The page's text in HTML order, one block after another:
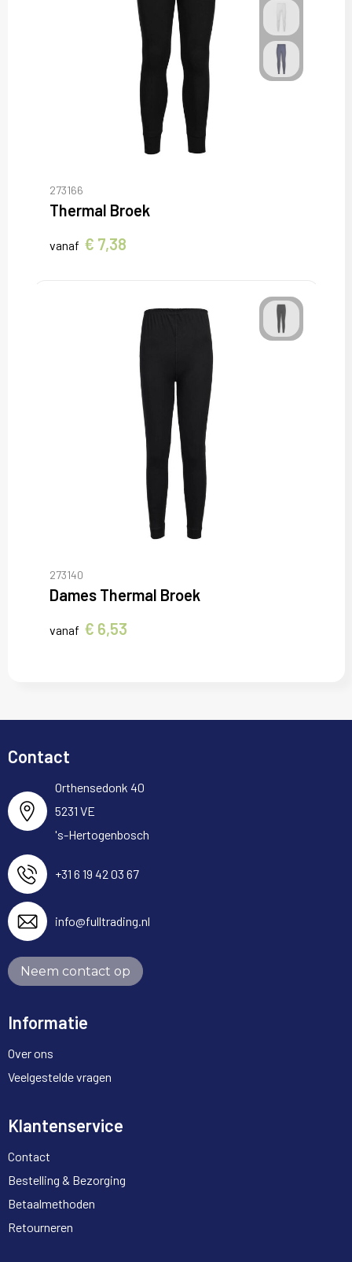
273166
Thermal Broek
vanaf € 7,38
273140
Dames Thermal Broek
vanaf € 6,53
Contact
Orthensedonk 40
5231 VE
's-Hertogenbosch
+31 6 19 42 03 67
info@fulltrading.nl
Neem contact op
Informatie
Over ons
Veelgestelde vragen
Klantenservice
Contact
Bestelling & Bezorging
Betaalmethoden
Retourneren